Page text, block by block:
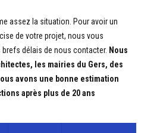
assez la situation. Pour avoir un
de votre projet, nous vous
délais de nous contacter. Nous
les mairies du Gers, des
avons une bonne estimation
après plus de 20 ans